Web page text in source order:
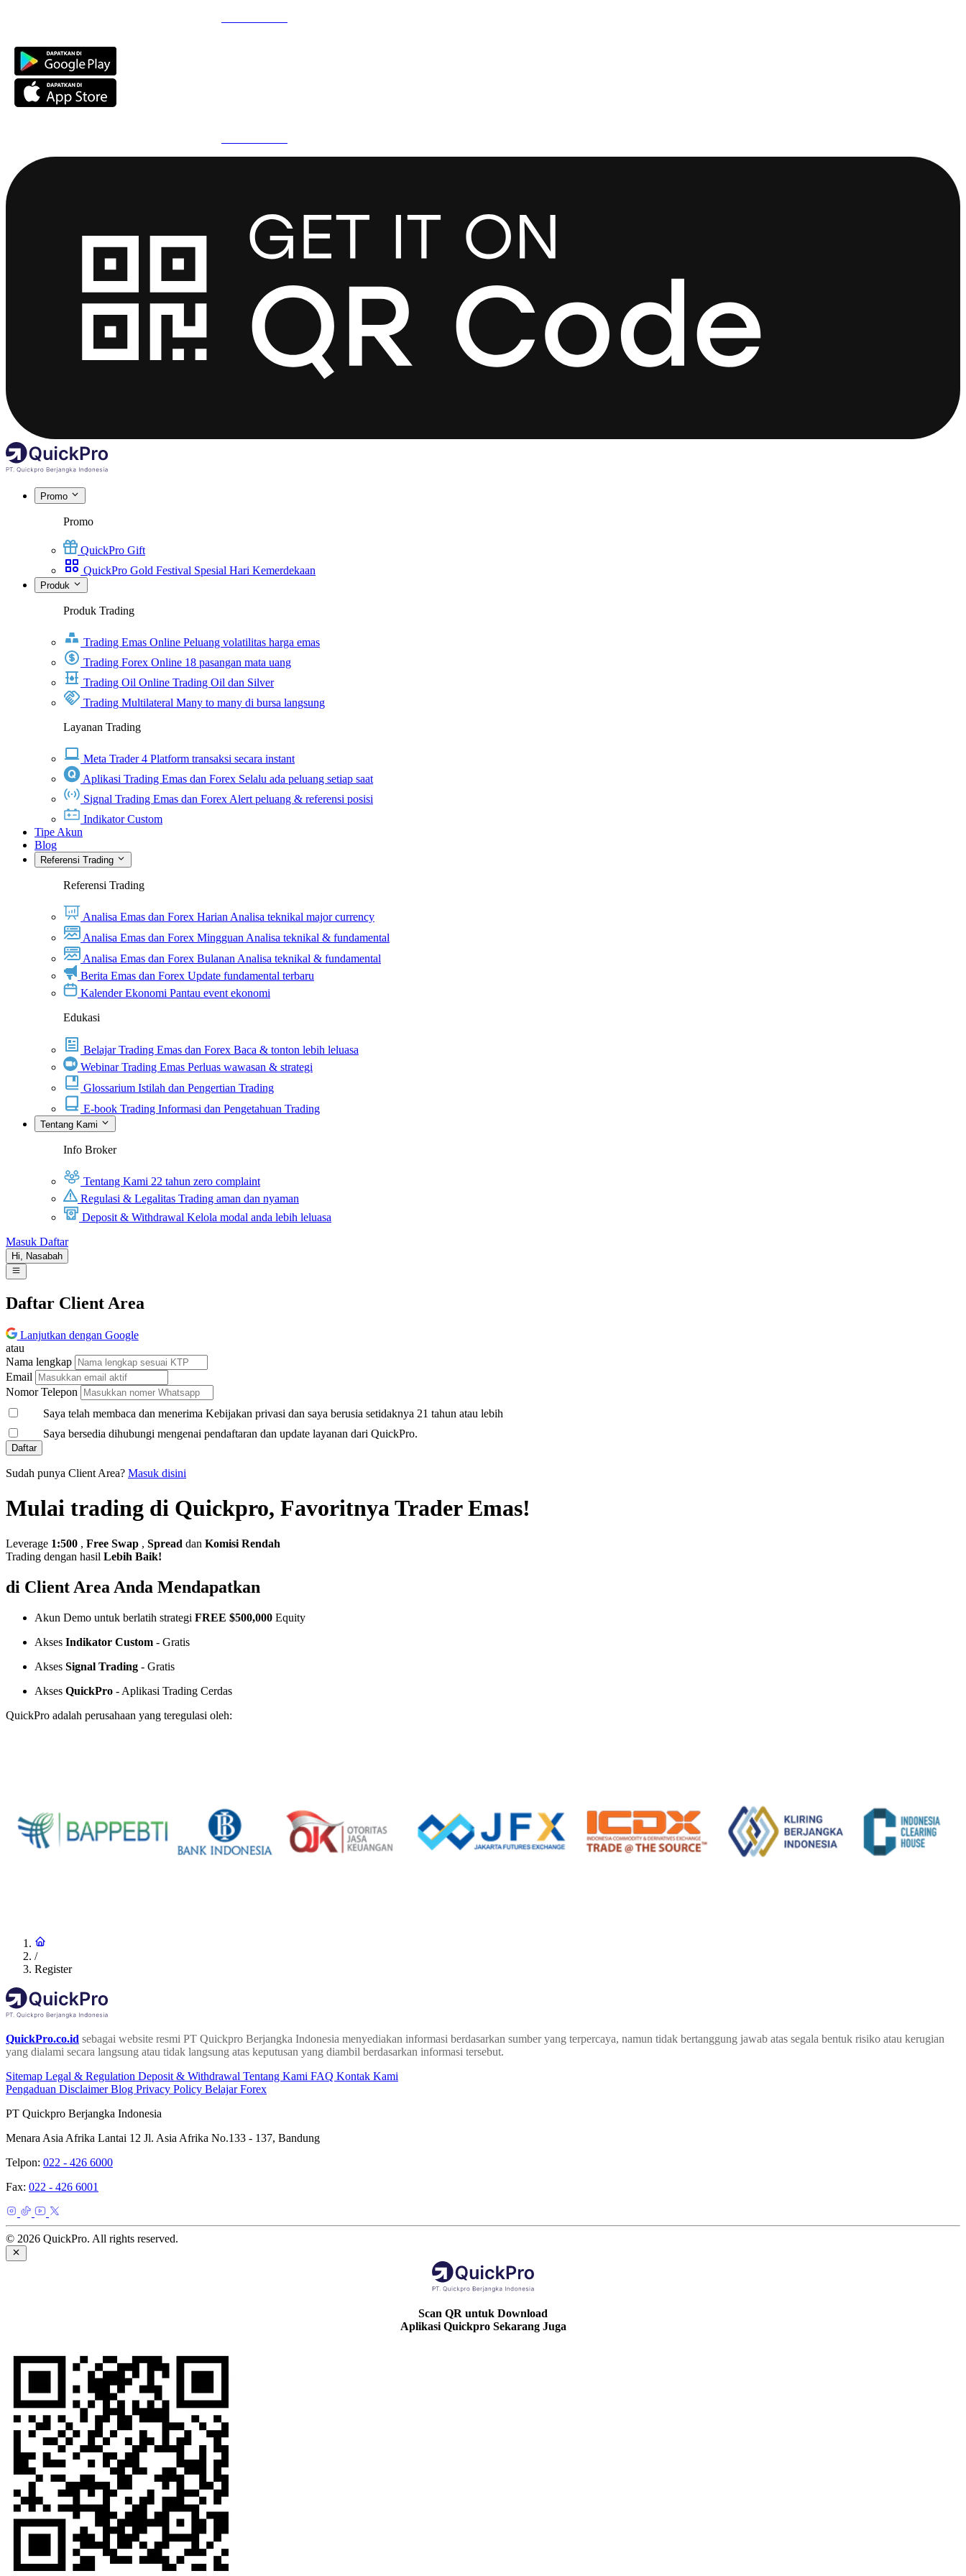
Promo
Promo
QuickPro Gift
QuickPro Gold Festival Spesial Hari Kemerdekaan
Produk
Produk Trading
Trading Emas Online Peluang volatilitas harga emas
Trading Forex Online 18 pasangan mata uang
Trading Oil Online Trading Oil dan Silver
Trading Multilateral Many to many di bursa langsung
Layanan Trading
Meta Trader 4 Platform transaksi secara instant
Aplikasi Trading Emas dan Forex Selalu ada peluang setiap saat
Signal Trading Emas dan Forex Alert peluang & referensi posisi
Indikator Custom
Tipe Akun
Blog
Referensi Trading
Referensi Trading
Analisa Emas dan Forex HarianAnalisa teknikal major currency
Analisa Emas dan Forex MingguanAnalisa teknikal & fundamental
Analisa Emas dan Forex BulananAnalisa teknikal & fundamental
Berita Emas dan Forex Update fundamental terbaru
Kalender Ekonomi Pantau event ekonomi
Edukasi
Belajar Trading Emas dan Forex Baca & tonton lebih leluasa
Webinar Trading Emas Perluas wawasan & strategi
Glossarium Istilah dan Pengertian Trading
E-book Trading Informasi dan Pengetahuan Trading
Tentang Kami
Info Broker
Tentang Kami 22 tahun zero complaint
Regulasi & Legalitas Trading aman dan nyaman
Deposit & Withdrawal Kelola modal anda lebih leluasa
Masuk Daftar
Hi, Nasabah
Daftar Client Area
Lanjutkan dengan Google
atau
Nama lengkap
Email
Nomor Telepon
Saya telah membaca dan menerima Kebijakan privasi dan saya berusia setidaknya 21 tahun atau lebih
Saya bersedia dihubungi mengenai pendaftaran dan update layanan dari QuickPro.
Daftar
Sudah punya Client Area? Masuk disini
Mulai trading di Quickpro, Favoritnya Trader Emas!
Leverage 1:500 , Free Swap , Spread dan Komisi Rendah
Trading dengan hasil Lebih Baik!
di Client Area Anda Mendapatkan
Akun Demo untuk berlatih strategi FREE $500,000 Equity
Akses Indikator Custom - Gratis
Akses Signal Trading - Gratis
Akses QuickPro - Aplikasi Trading Cerdas
QuickPro adalah perusahaan yang teregulasi oleh:
/
Register
QuickPro.co.id sebagai website resmi PT Quickpro Berjangka Indonesia menyediakan informasi berdasarkan sumber yang terpercaya, namun tidak bertanggung jawab atas segala bentuk risiko atau kerugian
yang dialami secara langsung atau tidak langsung atas keputusan yang diambil berdasarkan informasi tersebut.
Sitemap Legal & Regulation Deposit & Withdrawal Tentang Kami FAQ Kontak Kami
Pengaduan DisclaimerBlog Privacy Policy Belajar Forex
PT Quickpro Berjangka Indonesia
Menara Asia Afrika Lantai 12 Jl. Asia Afrika No.133 - 137, Bandung
Telpon: 022 - 426 6000
Fax: 022 - 426 6001
© 2026 QuickPro. All rights reserved.
Scan QR untuk Download
Aplikasi Quickpro Sekarang Juga